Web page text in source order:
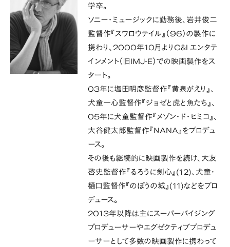
学卒。
ソニー・ミュージックに勤務後、岩井俊二
監督作『スワロウテイル』（96）の製作に
携わり、2000年10月よりC&I エンタテ
インメント（旧IMJ-E）での映画製作をス
タート。
03年に塩田明彦監督作『黄泉がえり』、
犬童一心監督作『ジョゼと虎と魚たち』、
05年に犬童監督作『メゾン・ド・ヒミコ』、
大谷健太郎監督作『NANA』をプロデュ
ース。
その後も継続的に映画製作を続け、大友
啓史監督作『るろうに剣心』(12)、犬童・
樋口監督作『のぼうの城』(11)などをプロ
デュース。
2013年以降は主にスーパーバイジング
プロデューサーやエグゼクティブプロデュ
ーサーとして多数の映画製作に携わって